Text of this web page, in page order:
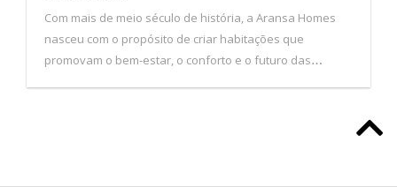
Com mais de meio século de história, a Aransa Homes
nasceu com o propósito de criar habitações que
promovam o bem-estar, o conforto e o futuro das